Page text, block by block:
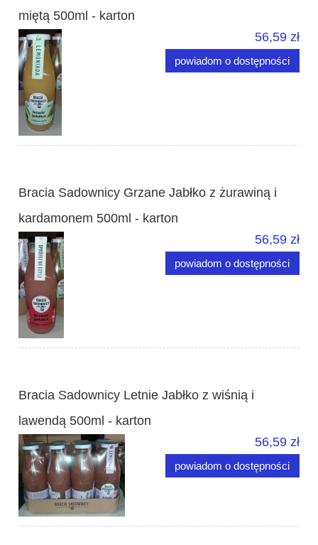
miętą 500ml - karton
56,59 zł
powiadom o dostępności
Bracia Sadownicy Grzane Jabłko z żurawiną i
kardamonem 500ml - karton
56,59 zł
powiadom o dostępności
Bracia Sadownicy Letnie Jabłko z wiśnią i
lawendą 500ml - karton
56,59 zł
powiadom o dostępności